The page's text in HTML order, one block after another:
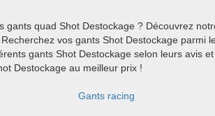
gants quad Shot Destockage ? Découvrez
vos gants Shot Destockage parmi
gants Shot Destockage selon leurs avis
Destockage au meilleur prix !
Gants racing